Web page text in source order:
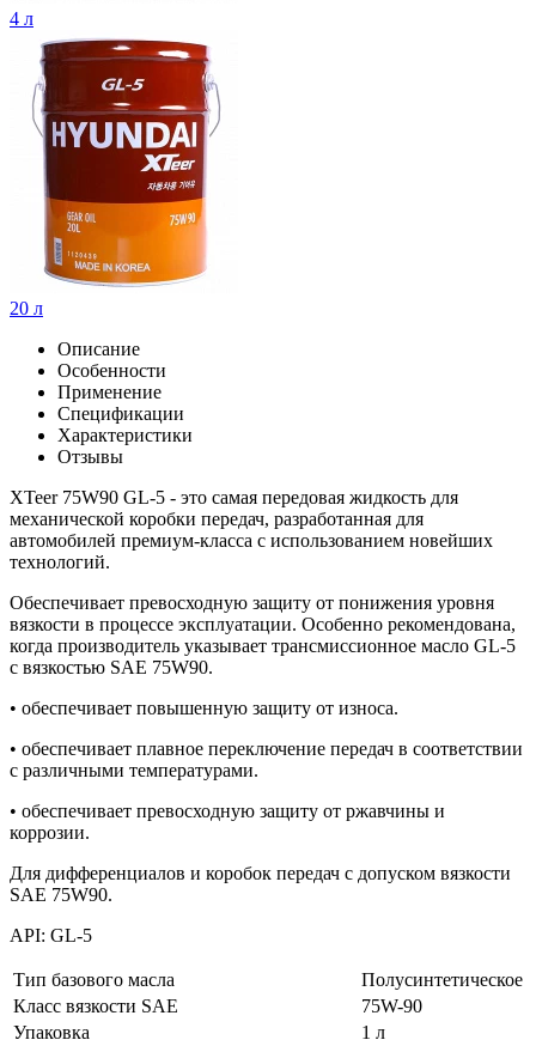
4 л
20 л
Описание
Особенности
Применение
Спецификации
Характеристики
Отзывы
XTeer 75W90 GL-5 - это самая передовая жидкость для
механической коробки передач, разработанная для
автомобилей премиум-класса с использованием новейших
технологий.
Обеспечивает превосходную защиту от понижения уровня
вязкости в процессе эксплуатации. Особенно рекомендована,
когда производитель указывает трансмиссионное масло GL-5
с вязкостью SAE 75W90.
• обеспечивает повышенную защиту от износа.
• обеспечивает плавное переключение передач в соответствии
с различными температурами.
• обеспечивает превосходную защиту от ржавчины и
коррозии.
Для дифференциалов и коробок передач с допуском вязкости
SAE 75W90.
API: GL-5
Тип базового масла
Полусинтетическое
Класс вязкости SAE
75W-90
Упаковка
1 л